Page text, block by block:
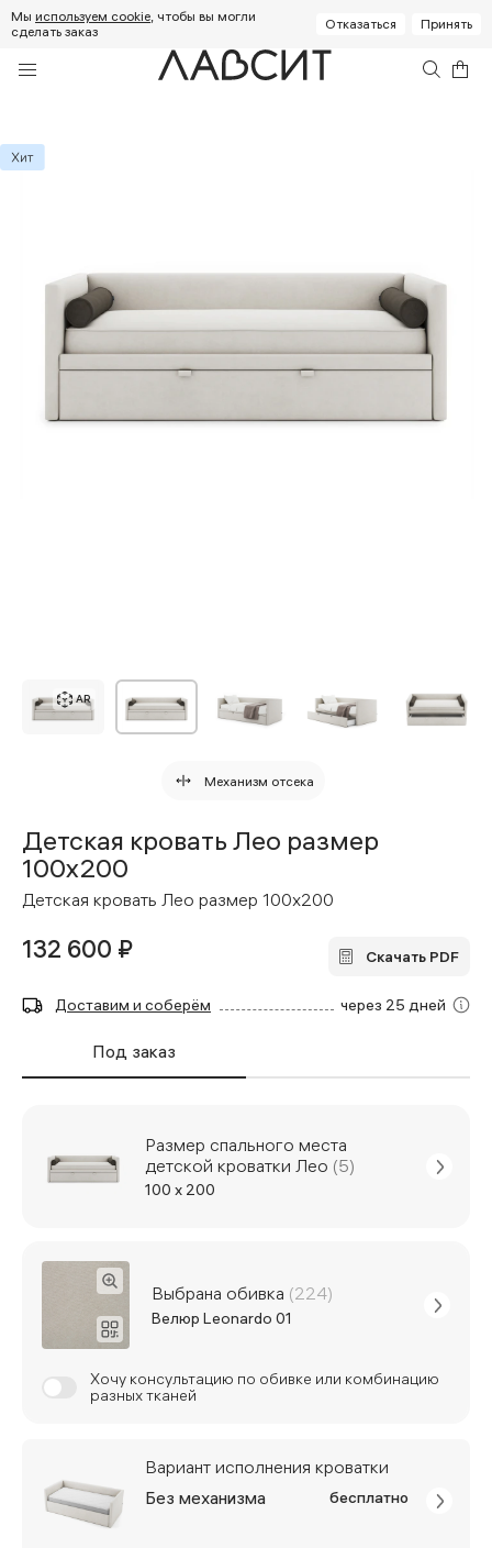
Мы используем cookie, чтобы вы могли
сделать заказ
Отказаться Принять
AR
Механизм отсека
Под заказ
Размер спального места
детской кроватки Лео (5)
100 x 200
Выбрана обивка (224)
Велюр Leonardo 01
Хочу консультацию по обивке или комбинацию
разных тканей
Вариант исполнения кроватки
Без механизма
бесплатно
Детская кровать Лео размер
100x200
Детская кровать Лео размер 100x200
132 600 ₽ Скачать PDF
Доставим и соберём через 25 дней